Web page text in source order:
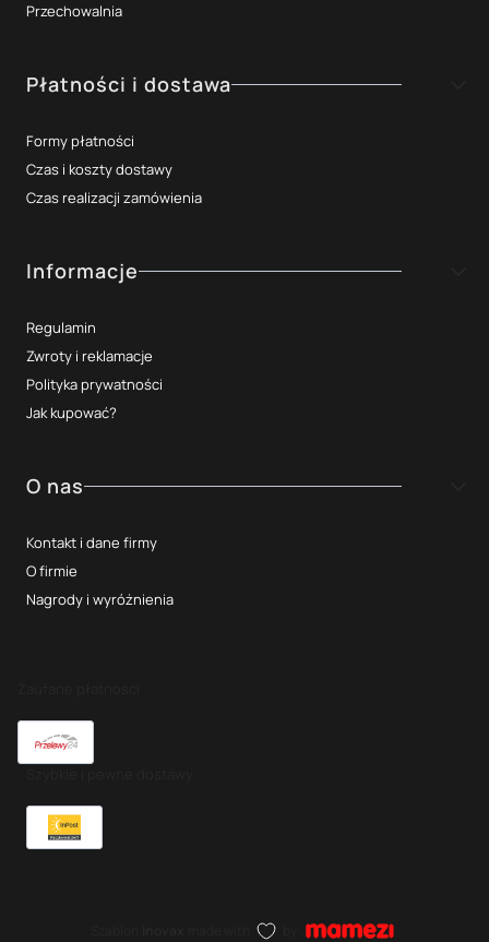
Przechowalnia
Płatności i dostawa
Formy płatności
Czas i koszty dostawy
Czas realizacji zamówienia
Informacje
Regulamin
Zwroty i reklamacje
Polityka prywatności
Jak kupować?
O nas
Kontakt i dane firmy
O firmie
Nagrody i wyróżnienia